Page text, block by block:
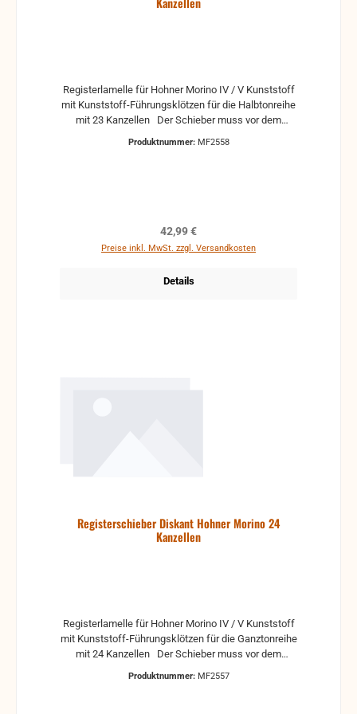
Registerlamelle für Hohner Morino IV / V Kunststoff
mit Kunststoff-Führungsklötzen für die Halbtonreihe
mit 23 Kanzellen Der Schieber muss vor dem
Produktnummer: MF2558
Regulärer Preis:
42,99 €
Preise inkl. MwSt. zzgl. Versandkosten
Details
Registerschieber Diskant Hohner Morino 24
Kanzellen
Registerlamelle für Hohner Morino IV / V Kunststoff
mit Kunststoff-Führungsklötzen für die Ganztonreihe
mit 24 Kanzellen Der Schieber muss vor dem
Produktnummer: MF2557